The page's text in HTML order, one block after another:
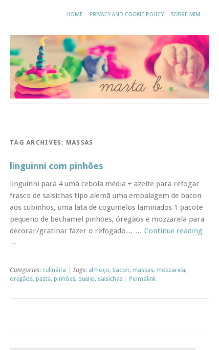
HOME PRIVACY AND COOKIE POLICY SOBRE MIM…
TAG ARCHIVES: MASSAS
linguinni com pinhões
linguinni para 4 uma cebola média + azeite para refogar
frasco de salsichas tipo alemã uma embalagem de bacon
aos cubinhos, uma lata de cogumelos laminados 1 pacote
pequeno de bechamel pinhões, óregãos e mozzarela para
decorar/gratinar fazer o refogado… … Continue reading
→
Categories: culinária | Tags: almoço, bacon, massas, mozzarela,
oregãos, pasta, pinhões, queijo, salsichas Permalink